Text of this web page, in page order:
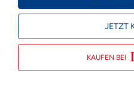
JETZT
KAUFEN BEI